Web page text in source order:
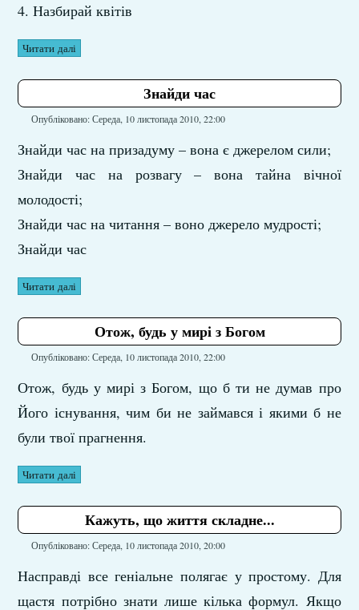
4. Назбирай квітів
Читати далі
Знайди час
Опубліковано: Середа, 10 листопада 2010, 22:00
Знайди час на призадуму – вона є джерелом сили;
Знайди час на розвагу – вона тайна вічної
молодості;
Знайди час на читання – воно джерело мудрості;
Знайди час
Читати далі
Отож, будь у мирі з Богом
Опубліковано: Середа, 10 листопада 2010, 22:00
Отож, будь у мирі з Богом, що б ти не думав про
Його існування, чим би не займався і якими б не
були твої прагнення.
Читати далі
Кажуть, що життя складне...
Опубліковано: Середа, 10 листопада 2010, 20:00
Насправді все геніальне полягає у простому. Для
щастя потрібно знати лише кілька формул. Якщо